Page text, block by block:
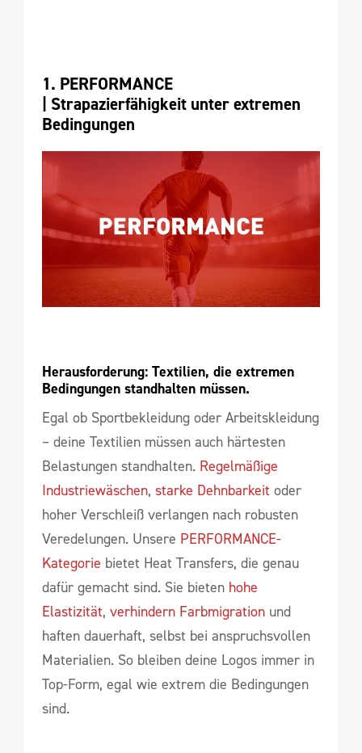
1. PERFORMANCE
Strapazierfähigkeit unter extremen
Bedingungen
Herausforderung: Textilien, die extremen
Bedingungen standhalten müssen.
Egal ob Sportbekleidung oder Arbeitskleidung
– deine Textilien müssen auch härtesten
Belastungen standhalten. Regelmäßige
Industriewäschen, starke Dehnbarkeit oder
hoher Verschleiß verlangen nach robusten
Veredelungen. Unsere PERFORMANCE-
Kategorie bietet Heat Transfers, die genau
dafür gemacht sind. Sie bieten hohe
Elastizität, verhindern Farbmigration und
haften dauerhaft, selbst bei anspruchsvollen
Materialien. So bleiben deine Logos immer in
Top-Form, egal wie extrem die Bedingungen
sind.